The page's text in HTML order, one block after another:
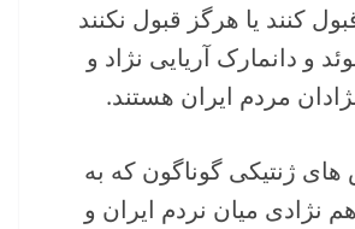
کنند یا هرگز قبول نکنند
و دانمارک آریایی نژاد و
مردم ایران هستند.
های ژنتیکی گوناگون که به
نژادی میان نردم ایران و